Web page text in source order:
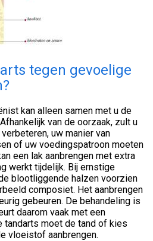
tegen gevoelige
kan alleen samen met u de
van de oorzaak, zult u
uw manier van
of uw voedingspatroon moeten
een lak aanbrengen met extra
werkt tijdelijk. Bij ernstige
blootliggende halzen voorzien
composiet. Het aanbrengen
gebeuren. De behandeling is
daarom vaak met een
tandarts moet de tand of kies
vloeistof aanbrengen.